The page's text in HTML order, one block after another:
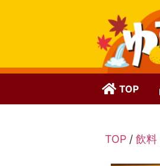
TOP
TOP / 飲料